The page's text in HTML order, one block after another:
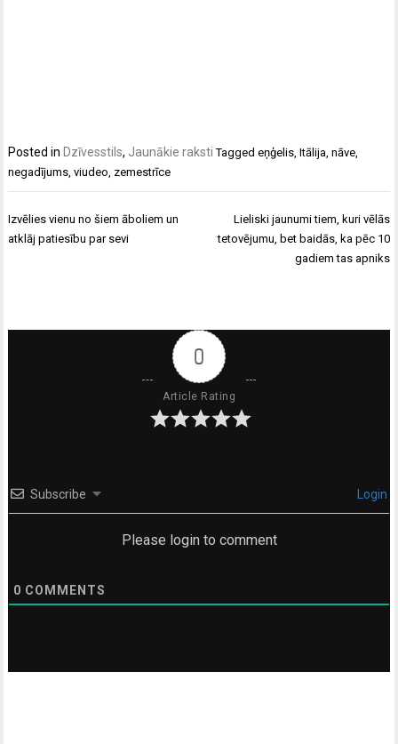
Posted in Dzīvesstils, Jaunākie raksti Taggedeņģelis,Itālija,nāve,
negadījums,viudeo, zemestrīce
Ziņu
izvēlne
Izvēlies vienu no šiem āboliem un
atklāj patiesību par sevi
Lieliski jaunumi tiem, kuri vēlās
tetovējumu, bet baidās, ka pēc 10
gadiem tas apniks
0
Article Rating
Subscribe Login
Please login to comment
0 COMMENTS